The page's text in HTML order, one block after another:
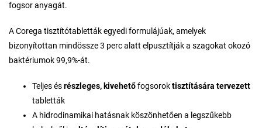
fogsor anyagát.
A Corega tisztítótabletták egyedi formulájúak, amelyek
bizonyítottan mindössze 3 perc alatt elpusztítják a szagokat okozó
baktériumok 99,9%-át.
Teljes ésrészleges, kivehetőfogsoroktisztítására tervezett
tabletták
A hidrodinamikai hatásnak köszönhetően a legszűkebb